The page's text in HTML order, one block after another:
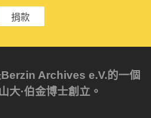
捐款
Archives e.V.的一個
大·伯金博士創立。